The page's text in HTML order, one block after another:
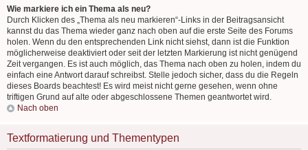
Wie markiere ich ein Thema als neu?
Durch Klicken des „Thema als neu markieren“-Links in der Beitragsansicht
kannst du das Thema wieder ganz nach oben auf die erste Seite des Forums
holen. Wenn du den entsprechenden Link nicht siehst, dann ist die Funktion
möglicherweise deaktiviert oder seit der letzten Markierung ist nicht genügend
Zeit vergangen. Es ist auch möglich, das Thema nach oben zu holen, indem du
einfach eine Antwort darauf schreibst. Stelle jedoch sicher, dass du die Regeln
dieses Boards beachtest! Es wird meist nicht gerne gesehen, wenn ohne
triftigen Grund auf alte oder abgeschlossene Themen geantwortet wird.
Nach oben
Textformatierung und Thementypen